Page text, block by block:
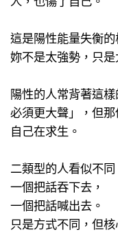
這是陽性能量失衡的
妳不是太強勢，只
陽性的人常背著這
必須更大聲」，但
自己在求生。
二類型的人看似不
一個把話吞下去，
一個把話喊出去。
只是方式不同，但